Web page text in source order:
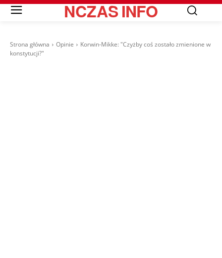
NCZASINFO
Strona główna Opinie
Korwin-Mikke: "Czyżby coś zostało zmienione w
konstytucji?"